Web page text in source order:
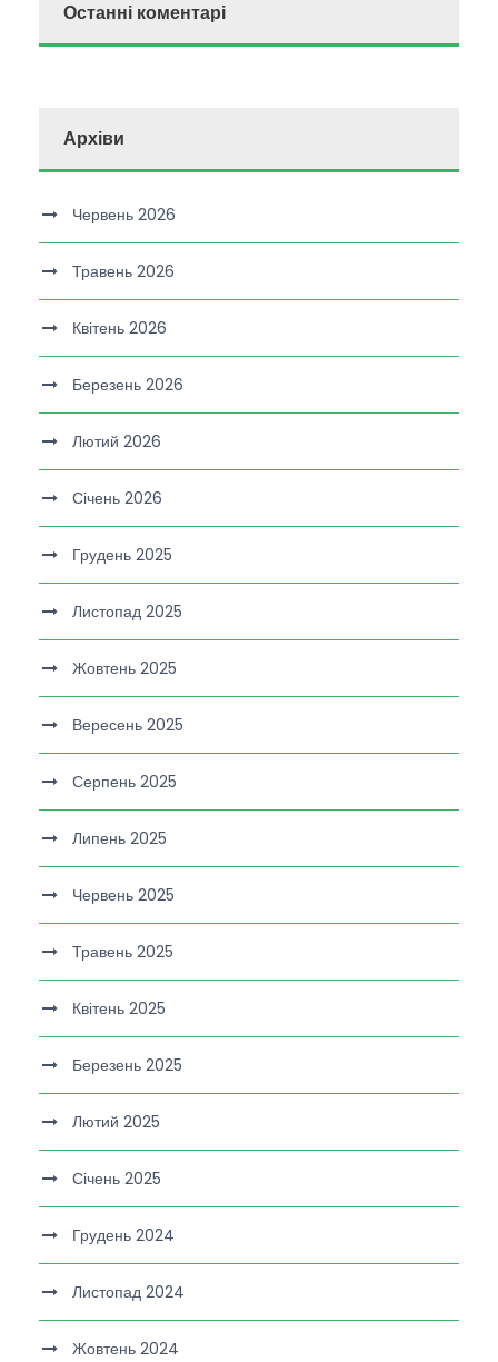
Останні коментарі
Архіви
Червень 2026
Травень 2026
Квітень 2026
Березень 2026
Лютий 2026
Січень 2026
Грудень 2025
Листопад 2025
Жовтень 2025
Вересень 2025
Серпень 2025
Липень 2025
Червень 2025
Травень 2025
Квітень 2025
Березень 2025
Лютий 2025
Січень 2025
Грудень 2024
Листопад 2024
Жовтень 2024